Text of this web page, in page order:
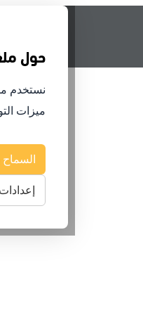
حول
نستخدم
ميزات